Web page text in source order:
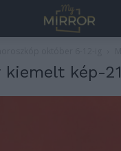
kiemelt kép-21